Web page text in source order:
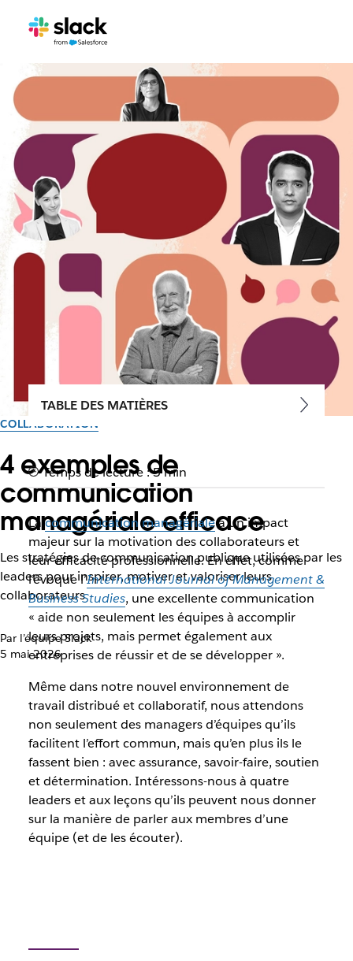
COLLABORATION
4 exemples de
communication
managériale efficace
Les stratégies de communication publique utilisées par les
leaders pour inspirer, motiver et valoriser leurs
collaborateurs
Par l’équipe Slack
5 mai 2026
TABLE DES MATIÈRES
Temps de lecture : 5 min
Lacommunication managérialea un impact
majeur sur la motivation des collaborateurs et
leur efficacité professionnelle. En effet, comme
l’évoque l’International Journal of Management &
Business Studies, une excellente communication
« aide non seulement les équipes à accomplir
leurs projets, mais permet également aux
entreprises de réussir et de se développer ».
Même dans notre nouvel environnement de
travail distribué et collaboratif, nous attendons
non seulement des managers d’équipes qu’ils
facilitent l’effort commun, mais qu’en plus ils le
fassent bien : avec assurance, savoir-faire, soutien
et détermination. Intéressons-nous à quatre
leaders et aux leçons qu’ils peuvent nous donner
sur la manière de parler aux membres d’une
équipe (et de les écouter).